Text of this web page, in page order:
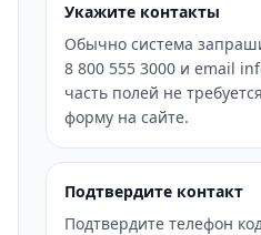
Укажите контакты
Обычно система
8 800 555 3000 и email
часть полей не
форму на сайте.
Подтвердите контакт
Подтвердите телефон